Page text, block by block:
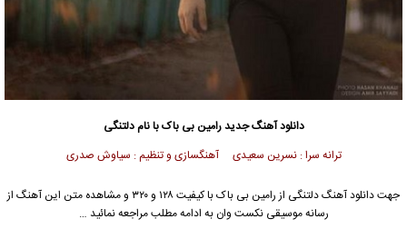
دانلود آهنگ جدیدرامین بی باکبا نام دلتنگی
ترانه سرا : نسرین سعیدی آهنگسازی و تنظیم : سیاوش صدری
جهت دانلود آهنگ دلتنگی از رامین بی باک
با کیفیت ۱۲۸ و ۳۲۰ و مشاهده متن این آهنگ از
رسانه موسیقی نکست وان به ادامه مطلب مراجعه نمائید …